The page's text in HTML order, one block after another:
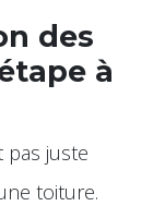
des
à
pas juste
toiture.